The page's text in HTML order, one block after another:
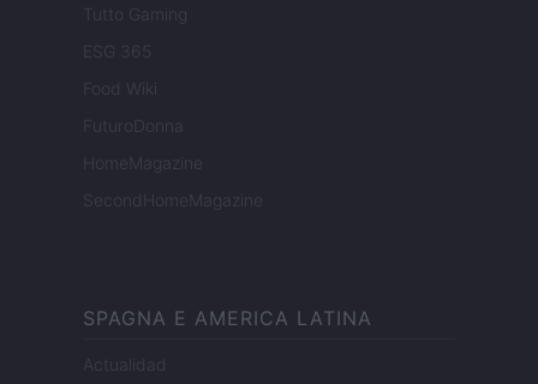
Tutto Gaming
ESG 365
Food Wiki
FuturoDonna
HomeMagazine
SecondHomeMagazine
SPAGNA E AMERICA LATINA
Actualidad